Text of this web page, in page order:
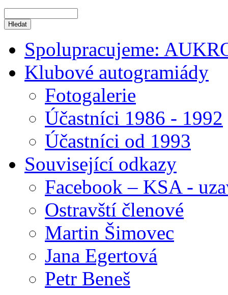
Spolupracujeme:
Klubové autogramiády
Fotogalerie
Účastníci 1986 - 1992
Účastníci od 1993
Související odkazy
Facebook – KSA -
Ostravští členové
Martin Šimovec
Jana Egertová
Petr Beneš